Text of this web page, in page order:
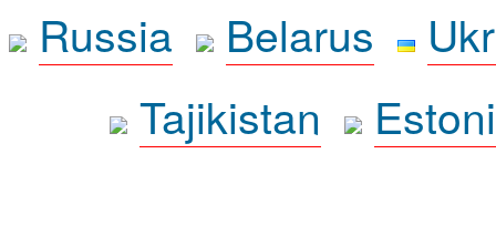
Russia
Belarus
Tajikistan